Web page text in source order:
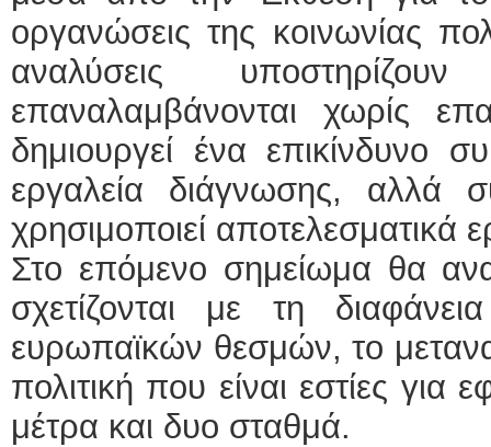
οργανώσεις της κοινωνίας
αναλύσεις
επαναλαμβάνονται χωρίς
δημιουργεί ένα επικίνδυνο
εργαλεία διάγνωσης, αλλά
χρησιμοποιεί αποτελεσματικά
Στο επόμενο σημείωμα θα
σχετίζονται με τη
ευρωπαϊκών θεσμών, το
πολιτική που είναι εστίες
μέτρα και δυο σταθμά.